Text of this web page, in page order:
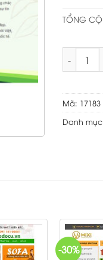
TỔNG
Theme
Mã: 17183
Danh
-30%